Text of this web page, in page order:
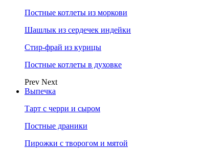
Постные котлеты из моркови
Шашлык из сердечек индейки
Стир-фрай из курицы
Постные котлеты в духовке
Prev Next
Выпечка
Тарт с черри и сыром
Постные драники
Пирожки с творогом и мятой